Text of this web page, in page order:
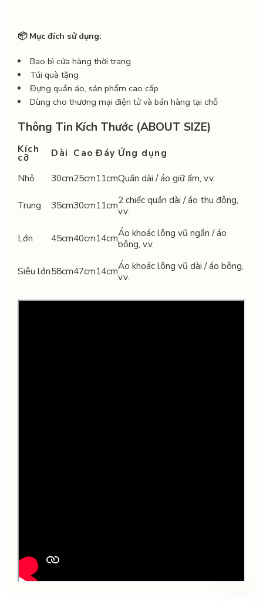
📦 Mục đích sử dụng:
Bao bì cửa hàng thời trang
Túi quà tặng
Đựng quần áo, sản phẩm cao cấp
Dùng cho thương mại điện tử và bán hàng tại chỗ
Thông Tin Kích Thước (ABOUT SIZE)
Kích
cỡ Dài Cao Đáy Ứng dụng
Nhỏ 30cm25cm11cmQuần dài / áo giữ ấm, v.v.
Trung 35cm30cm11cm2 chiếc quần dài / áo thu đông,
v.v.
Lớn 45cm40cm14cmÁo khoác lông vũ ngắn / áo
bông, v.v.
Siêu lớn58cm47cm14cmÁo khoác lông vũ dài / áo bông,
v.v.